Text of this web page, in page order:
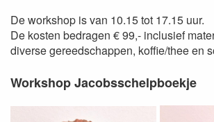
De workshop is van 10.15 tot 17.15 uur.
De kosten bedragen € 99,- inclusief
diverse gereedschappen, koffie/thee en
Workshop Jacobsschelpboekje